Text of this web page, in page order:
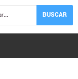
BUSCAR